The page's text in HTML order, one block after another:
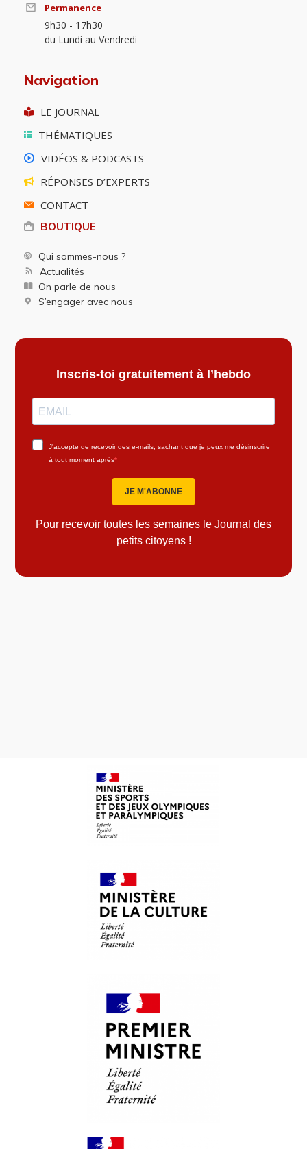
Permanence
9h30 - 17h30
du Lundi au Vendredi
Navigation
LE JOURNAL
THÉMATIQUES
VIDÉOS & PODCASTS
RÉPONSES D’EXPERTS
CONTACT
BOUTIQUE
Qui sommes-nous ?
Actualités
On parle de nous
S’engager avec nous